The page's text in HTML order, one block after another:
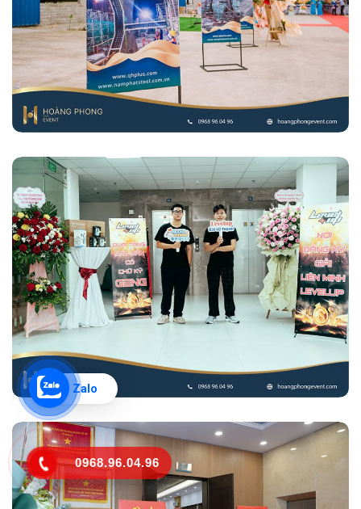
Zalo
0968.96.04.96